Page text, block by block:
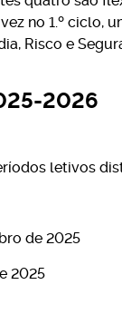
no 1.º ciclo,
Risco e
2026
letivos
de 2025
2025